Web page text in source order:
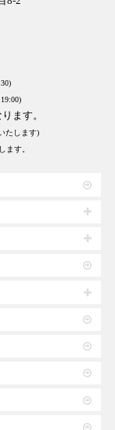
ます。
たします)
ます。